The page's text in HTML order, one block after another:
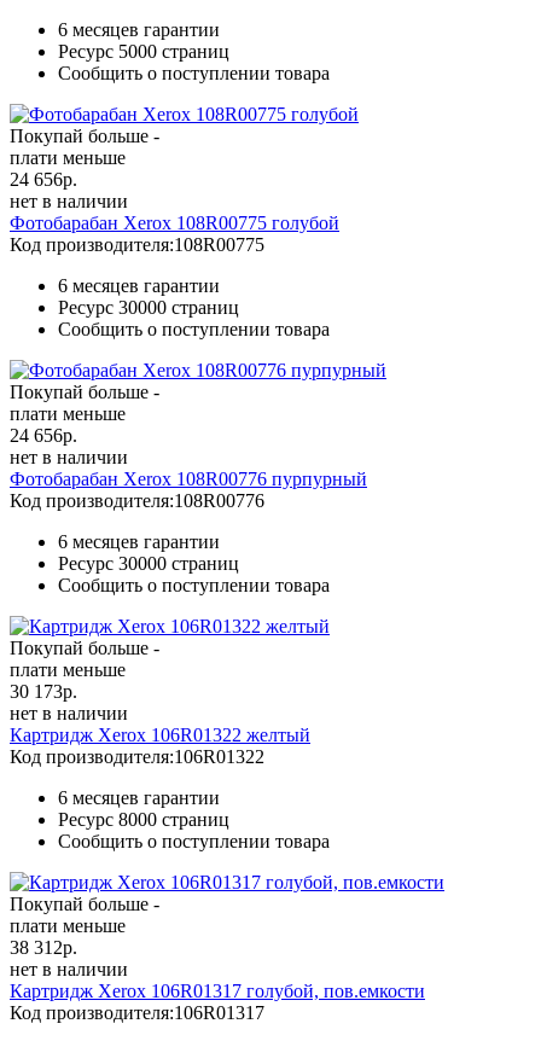
6 месяцев гарантии
Ресурс 5000 страниц
Сообщить о поступлении товара
Покупай больше -
плати меньше
24 656р.
нет в наличии
Фотобарабан Xerox 108R00775 голубой
Код производителя:108R00775
6 месяцев гарантии
Ресурс 30000 страниц
Сообщить о поступлении товара
Покупай больше -
плати меньше
24 656р.
нет в наличии
Фотобарабан Xerox 108R00776 пурпурный
Код производителя:108R00776
6 месяцев гарантии
Ресурс 30000 страниц
Сообщить о поступлении товара
Покупай больше -
плати меньше
30 173р.
нет в наличии
Картридж Xerox 106R01322 желтый
Код производителя:106R01322
6 месяцев гарантии
Ресурс 8000 страниц
Сообщить о поступлении товара
Покупай больше -
плати меньше
38 312р.
нет в наличии
Картридж Xerox 106R01317 голубой, пов.емкости
Код производителя:106R01317